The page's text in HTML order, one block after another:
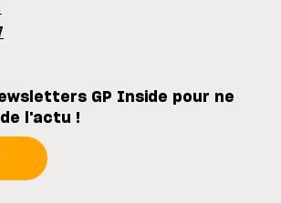
GP Inside pour ne
l'actu !